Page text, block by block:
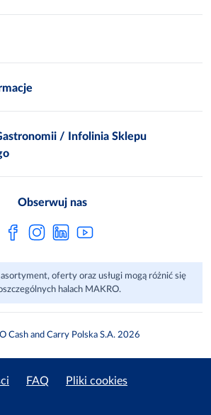
Danych
niefinansowe
Kulinarne
w MAKRO Online
promocyjnych
/ Infolinia Sklepu
Obserwuj nas
oferty oraz usługi mogą różnić się
halach MAKRO.
Cash and Carry Polska S.A. 2026
FAQ
Pliki cookies